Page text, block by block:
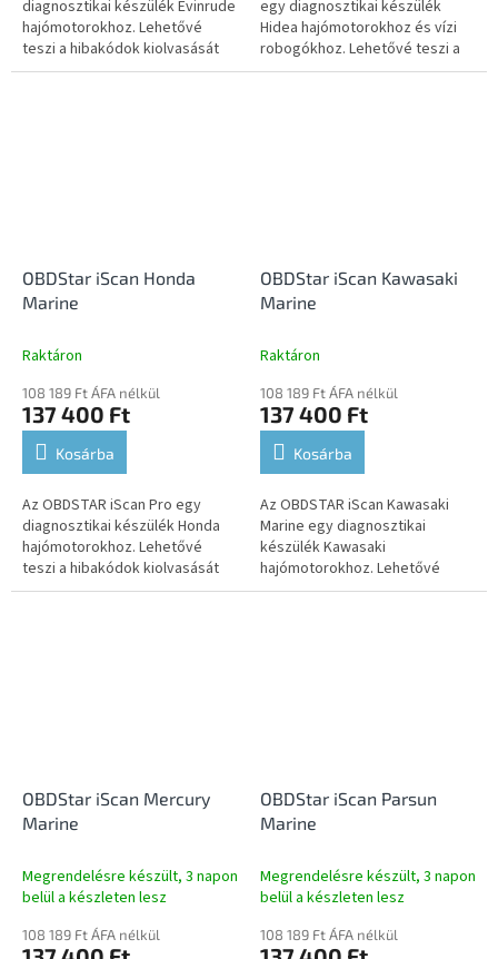
diagnosztikai készülék Evinrude
hajómotorokhoz. Lehetővé
teszi a hibakódok kiolvasását
és törlését, az élő adatok
egy diagnosztikai készülék
Hidea hajómotorokhoz és vízi
robogókhoz. Lehetővé teszi a
hibakódok kiolvasását és
OBDStar iScan Honda
Marine
Raktáron
108 189 Ft ÁFA nélkül
137 400 Ft
Kosárba
Az OBDSTAR iScan Pro egy
diagnosztikai készülék Honda
hajómotorokhoz. Lehetővé
teszi a hibakódok kiolvasását
és törlését, az élő adatok
OBDStar iScan Kawasaki
Marine
Raktáron
108 189 Ft ÁFA nélkül
137 400 Ft
Kosárba
Az OBDSTAR iScan Kawasaki
Marine egy diagnosztikai
készülék Kawasaki
hajómotorokhoz. Lehetővé
teszi a hibakódok kiolvasását
OBDStar iScan Mercury
Marine
Megrendelésre készült, 3 napon
belül a készleten lesz
108 189 Ft ÁFA nélkül
OBDStar iScan Parsun
Marine
Megrendelésre készült, 3 napon
belül a készleten lesz
108 189 Ft ÁFA nélkül